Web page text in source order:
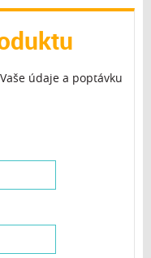
údaje a poptávku